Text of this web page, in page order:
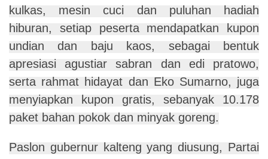
kulkas, mesin cuci dan puluhan hadiah
hiburan, setiap peserta mendapatkan kupon
undian dan baju kaos, sebagai bentuk
apresiasi agustiar sabran dan edi pratowo,
serta rahmat hidayat dan Eko Sumarno, juga
menyiapkan kupon gratis, sebanyak 10.178
paket bahan pokok dan minyak goreng.
Paslon gubernur kalteng yang diusung, Partai